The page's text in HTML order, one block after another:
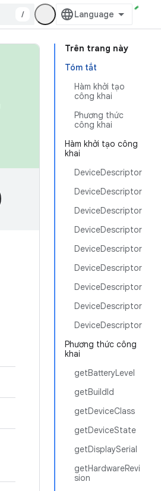
/
Trên trang này
Tóm tắt
Hàm khởi tạo
công khai
Phương thức
công khai
Hàm khởi tạo công
khai
DeviceDescriptor
DeviceDescriptor
DeviceDescriptor
DeviceDescriptor
DeviceDescriptor
DeviceDescriptor
DeviceDescriptor
DeviceDescriptor
DeviceDescriptor
Phương thức công
khai
getBatteryLevel
getBuildId
getDeviceClass
getDeviceState
getDisplaySerial
getHardwareRevi
sion